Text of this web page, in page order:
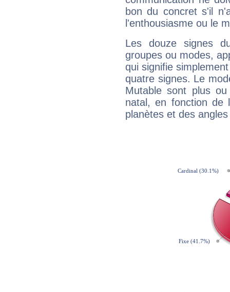
bon du concret s'il
l'enthousiasme ou le
Les douze signes
groupes ou modes,
qui signifie
quatre signes. Le
Mutable sont plus
natal, en fonction de
planètes et des